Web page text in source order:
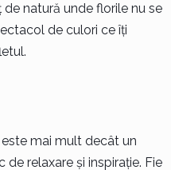
natură unde florile nu se
de culori ce îți
mai mult decât un
relaxare și inspirație. Fie